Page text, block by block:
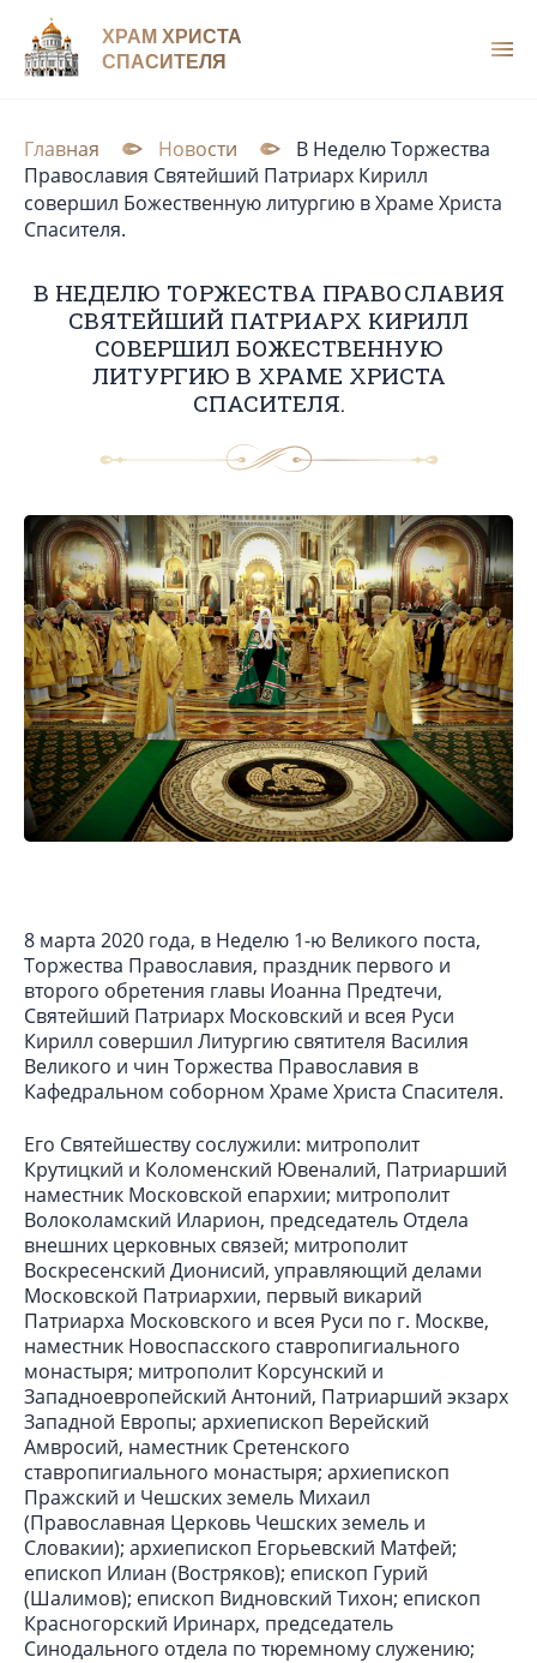
ХРАМ ХРИСТА
СПАСИТЕЛЯ
Главная Новости
В Неделю Торжества
Православия Святейший Патриарх Кирилл
совершил Божественную литургию в Храме Христа
Спасителя.
В НЕДЕЛЮ ТОРЖЕСТВА ПРАВОСЛАВИЯ
СВЯТЕЙШИЙ ПАТРИАРХ КИРИЛЛ
СОВЕРШИЛ БОЖЕСТВЕННУЮ
ЛИТУРГИЮ В ХРАМЕ ХРИСТА
СПАСИТЕЛЯ.
8 марта 2020 года, в Неделю 1-ю Великого поста,
Торжества Православия, праздник первого и
второго обретения главы Иоанна Предтечи,
Святейший Патриарх Московский и всея Руси
Кирилл совершил Литургию святителя Василия
Великого и чин Торжества Православия в
Кафедральном соборном Храме Христа Спасителя.
Его Святейшеству сослужили: митрополит
Крутицкий и Коломенский Ювеналий, Патриарший
наместник Московской епархии; митрополит
Волоколамский Иларион, председатель Отдела
внешних церковных связей; митрополит
Воскресенский Дионисий, управляющий делами
Московской Патриархии, первый викарий
Патриарха Московского и всея Руси по г. Москве,
наместник Новоспасского ставропигиального
монастыря; митрополит Корсунский и
Западноевропейский Антоний, Патриарший экзарх
Западной Европы; архиепископ Верейский
Амвросий, наместник Сретенского
ставропигиального монастыря; архиепископ
Пражский и Чешских земель Михаил
(Православная Церковь Чешских земель и
Словакии); архиепископ Егорьевский Матфей;
епископ Илиан (Востряков); епископ Гурий
(Шалимов); епископ Видновский Тихон; епископ
Красногорский Иринарх, председатель
Синодального отдела по тюремному служению;